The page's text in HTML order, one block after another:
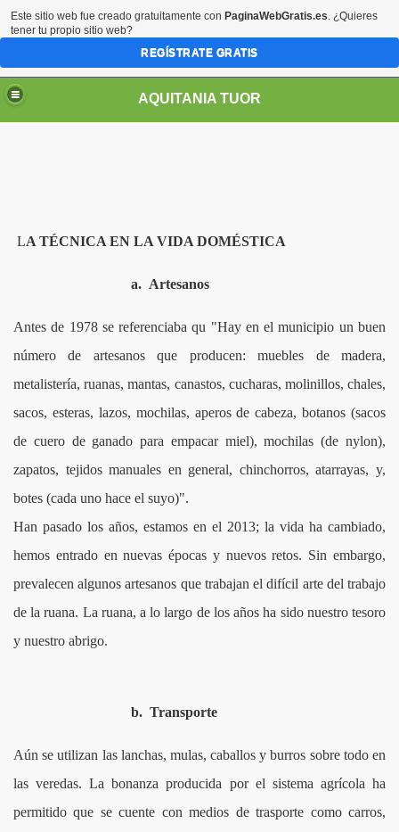
AQUITANIA TUOR
LA TÉCNICA EN LA VIDA DOMÉSTICA
a. Artesanos
Antes de 1978 se referenciaba qu "Hay en el municipio un buen
número de artesanos que producen: muebles de madera,
metalistería, ruanas, mantas, canastos, cucharas, molinillos, chales,
sacos, esteras, lazos, mochilas, aperos de cabeza, botanos (sacos
de cuero de ganado para empacar miel), mochilas (de nylon),
zapatos, tejidos manuales en general, chinchorros, atarrayas, y,
botes (cada uno hace el suyo)".
Han pasado los años, estamos en el 2013; la vida ha cambiado,
hemos entrado en nuevas épocas y nuevos retos. Sin embargo,
prevalecen algunos artesanos que trabajan el difícil arte del trabajo
de la ruana. La ruana, a lo largo de los años ha sido nuestro tesoro
y nuestro abrigo.
b. Transporte
Aún se utilizan las lanchas, mulas, caballos y burros sobre todo en
las veredas. La bonanza producida por el sistema agrícola ha
permitido que se cuente con medios de trasporte como carros,
DE TOTA
DE TOTA
Este sitio web fue creado gratuitamente con PaginaWebGratis.es. ¿Quieres
tener tu propio sitio web?
REGÍSTRATE GRATIS